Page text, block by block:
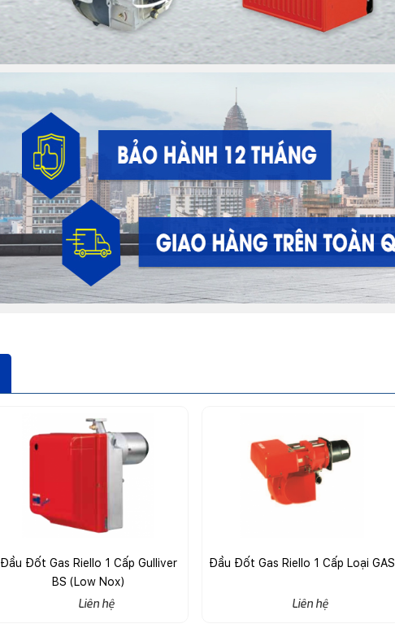
Đầu Đốt Gas Riello 1 Cấp Gulliver
BS (Low Nox)
Liên hệ
Đầu Đốt Gas Riello 1 Cấp Loại GAS
Liên hệ